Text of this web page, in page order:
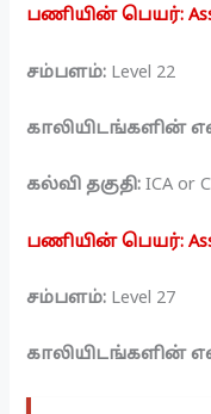
பணியின் பெயர்:
சம்பளம்: Level 22
காலியிடங்களின்
கல்வி தகுதி: ICA or
பணியின் பெயர்:
சம்பளம்: Level 27
காலியிடங்களின்